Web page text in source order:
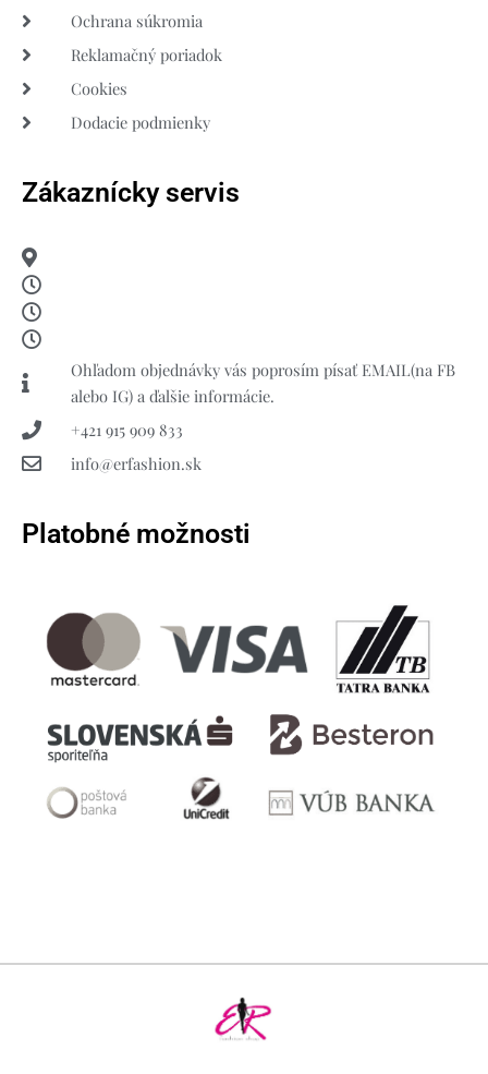
Ochrana súkromia
Reklamačný poriadok
Cookies
Dodacie podmienky
Zákaznícky servis
Ohľadom objednávky vás poprosím písať EMAIL(na FB
alebo IG) a ďalšie informácie.
+421 915 909 833
info@erfashion.sk
Platobné možnosti